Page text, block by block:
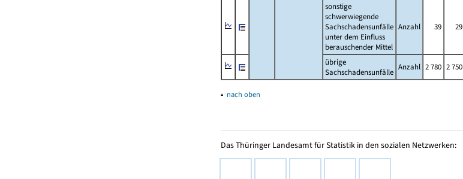
sonstige
schwerwiegende
Sachschadensunfälle
unter dem Einfluss
berauschender Mittel
Anzahl 39 29
übrige
Sachschadensunfälle
Anzahl 2 780 2 750
▴ nach oben
Das Thüringer Landesamt für Statistik in den sozialen Netzwerken: